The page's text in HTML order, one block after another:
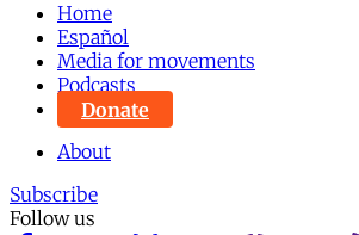
Home
Español
Media for movements
Podcasts
Donate
About
Subscribe
Follow us